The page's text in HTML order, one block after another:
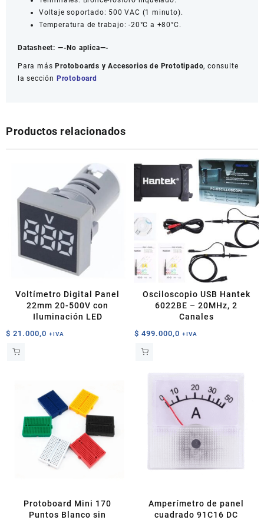
Voltaje soportado: 500 VAC (1 minuto).
Temperatura de trabajo: -20°C a +80°C.
Datasheet: —-No aplica—-
Para más Protoboards y Accesorios de Prototipado, consulte
la sección Protoboard
Productos relacionados
Voltímetro Digital Panel
22mm 20-500V con
Iluminación LED
$ 21.000,0 +IVA
Osciloscopio USB Hantek
6022BE – 20MHz, 2
Canales
$ 499.000,0 +IVA
Protoboard Mini 170
Puntos Blanco sin
Amperímetro de panel
cuadrado 91C16 DC